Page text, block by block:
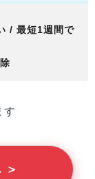
/ 最短1週間で
す
＞